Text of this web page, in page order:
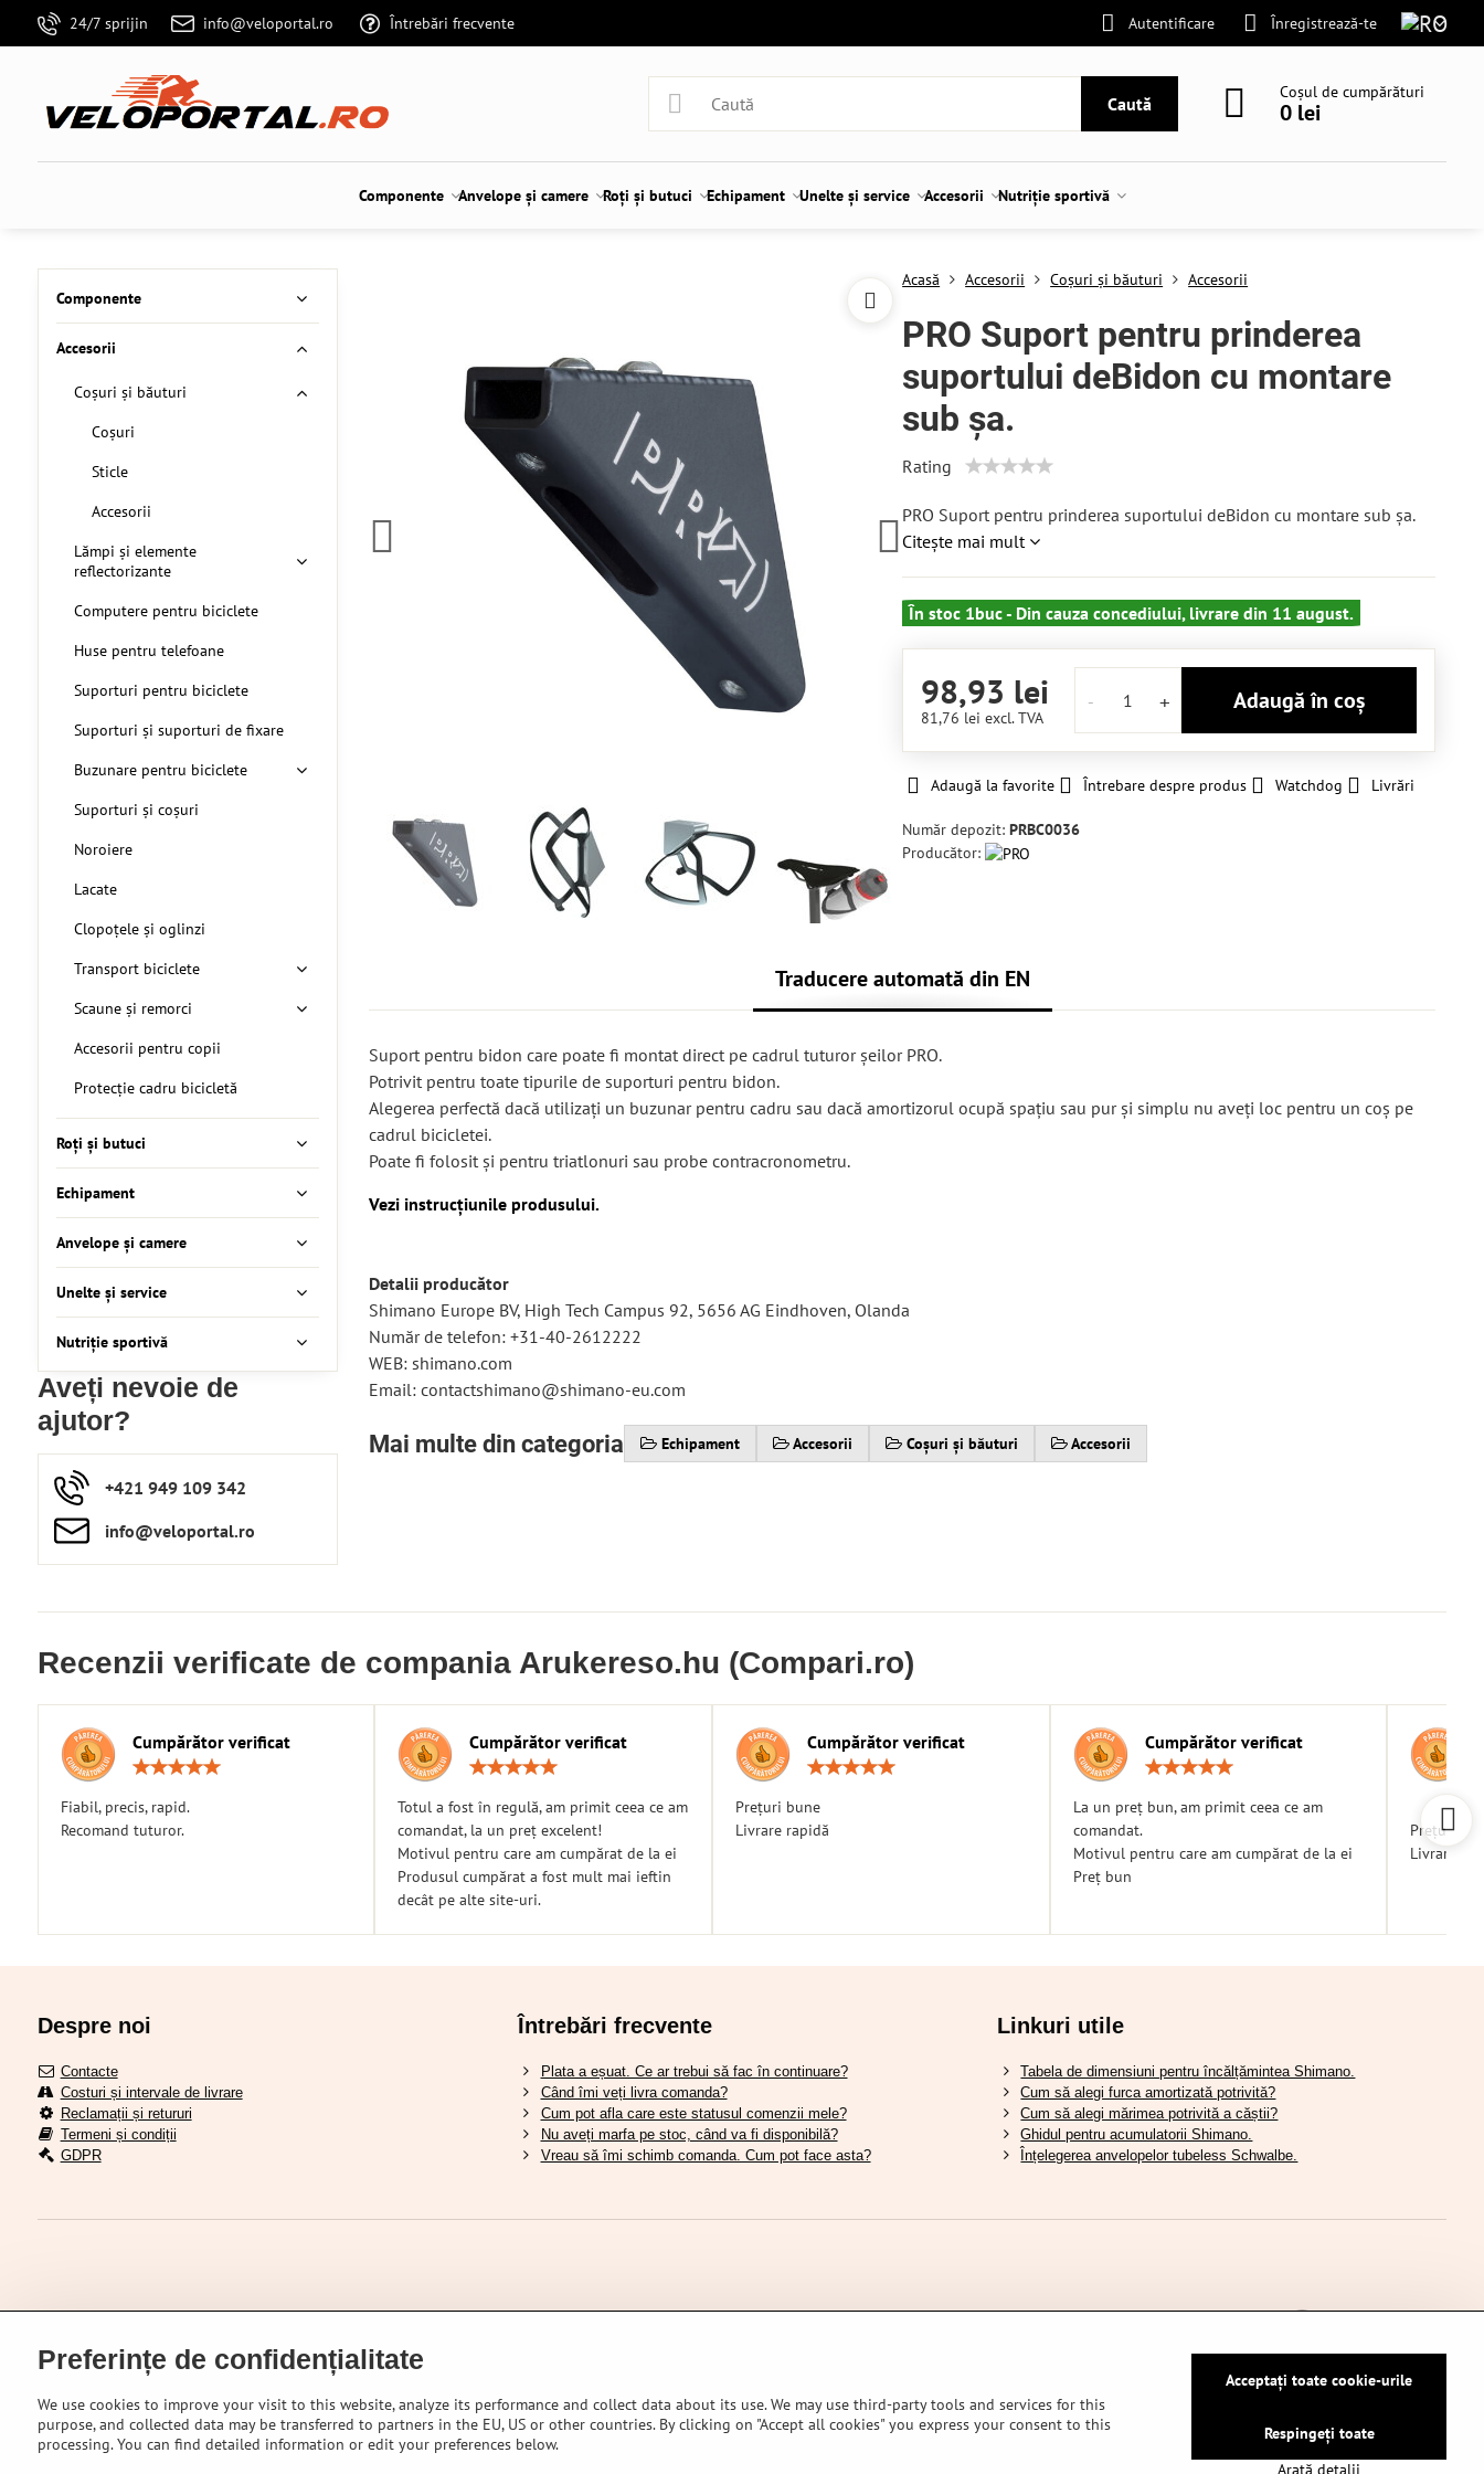
24/7 sprijin info@veloportal.ro Întrebări frecvente Autentificare Înregistrează-te
Caută
Coșul de cumpărături
0 lei
Componente Anvelope și camere Roți și butuci Echipament Unelte și service Accesorii Nutriție sportivă
Acasă Accesorii Coșuri și băuturi Accesorii
PRO Suport pentru prinderea
suportului deBidon cu montare
sub șa.
Rating
PRO Suport pentru prinderea suportului deBidon cu montare sub șa.
Citește mai mult
În stoc 1buc - Din cauza concediului, livrare din 11 august.
98,93 lei
81,76 leiexcl. TVA
Adaugă în coș
Adaugă la favorite Întrebare despre produs Watchdog Livrări
Număr depozit:PRBC0036
Producător:
Traducere automată din EN
Suport pentru bidon care poate fi montat direct pe cadrul tuturor șeilor PRO.
Potrivit pentru toate tipurile de suporturi pentru bidon.
Alegerea perfectă dacă utilizați un buzunar pentru cadru sau dacă amortizorul ocupă spațiu sau pur și simplu nu aveți loc pentru un coș pe
cadrul bicicletei.
Poate fi folosit și pentru triatlonuri sau probe contracronometru.
Vezi instrucțiunile produsului.
Detalii producător
Shimano Europe BV, High Tech Campus 92, 5656 AG Eindhoven, Olanda
Număr de telefon: +31-40-2612222
WEB: shimano.com
Email: contactshimano@shimano-eu.com
Mai multe din categoria Echipament Accesorii Coșuri și băuturi Accesorii
Componente
Accesorii
Coșuri și băuturi
Coșuri
Sticle
Accesorii
Lămpi și elemente
reflectorizante
Computere pentru biciclete
Huse pentru telefoane
Suporturi pentru biciclete
Suporturi și suporturi de fixare
Buzunare pentru biciclete
Suporturi și coșuri
Noroiere
Lacate
Clopoțele și oglinzi
Transport biciclete
Scaune și remorci
Accesorii pentru copii
Protecție cadru bicicletă
Roți și butuci
Echipament
Anvelope și camere
Unelte și service
Nutriție sportivă
Aveți nevoie de
ajutor?
+421 949 109 342
info​​@veloportal​.ro
Recenzii verificate de compania Arukereso.hu (Compari.ro)
Cumpărător verificat
Fiabil, precis, rapid.
Recomand tuturor.
Cumpărător verificat
/
5
Totul a fost în regulă, am primit ceea ce am
comandat, la un preț excelent!
Motivul pentru care am cumpărat de la ei
Produsul cumpărat a fost mult mai ieftin
decât pe alte site-uri.
Cumpărător verificat
Prețuri bune
Livrare rapidă
Cumpărător verificat
/
5
La un preț bun, am primit ceea ce am
comandat.
Motivul pentru care am cumpărat de la ei
Preț bun
Prețuri
Livrare
Despre noi
Contacte
Costuri și intervale de livrare
Reclamații și retururi
Termeni și condiții
GDPR
Întrebări frecvente
Plata a eșuat. Ce ar trebui să fac în continuare?
Când îmi veți livra comanda?
Cum pot afla care este statusul comenzii mele?
Nu aveți marfa pe stoc, când va fi disponibilă?
Vreau să îmi schimb comanda. Cum pot face asta?
Linkuri utile
Tabela de dimensiuni pentru încălțămintea Shimano.
Cum să alegi furca amortizată potrivită?
Cum să alegi mărimea potrivită a căștii?
Ghidul pentru acumulatorii Shimano.
Înțelegerea anvelopelor tubeless Schwalbe.
Preferințe de confidențialitate
We use cookies to improve your visit to this website, analyze its performance and collect data about its use. We may use third-party tools and services for this
purpose, and collected data may be transferred to partners in the EU, US or other countries. By clicking on "Accept all cookies" you express your consent to this
processing. You can find detailed information or edit your preferences below.
Arată detalii
Acceptați toate cookie-urile
Respingeți toate